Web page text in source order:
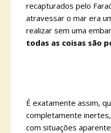
recapturados pelo
atravessar o mar era
realizar sem uma
todas as coisas são
É exatamente assim,
completamente
com situações